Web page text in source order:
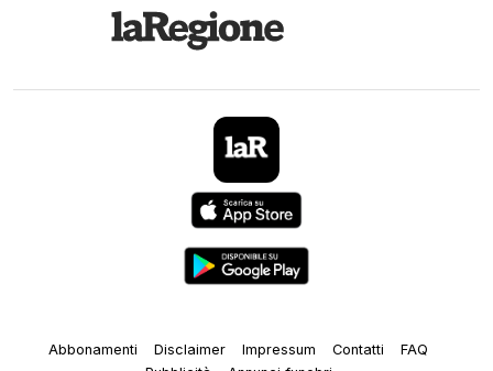
Abbonamenti Disclaimer Impressum Contatti
FAQ